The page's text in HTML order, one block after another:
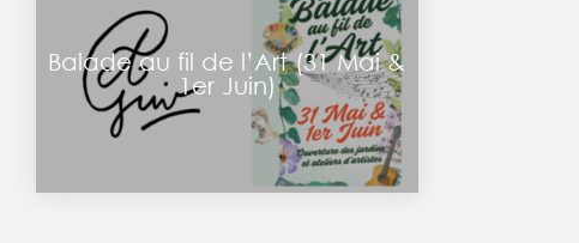
Balade au fil de l’Art (31 Mai &
1er Juin)